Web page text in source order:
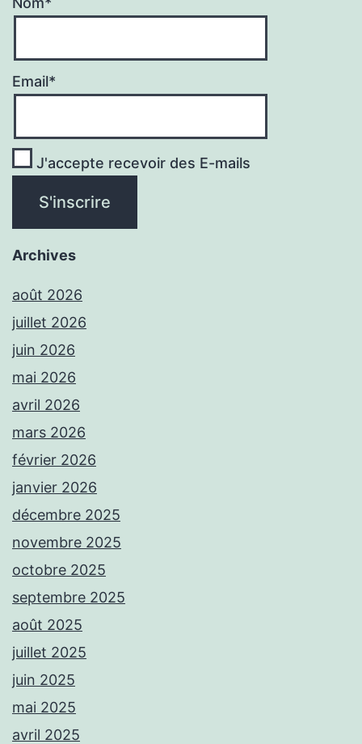
Email*
J'accepte recevoir des E-mails
Archives
août 2026
juillet 2026
juin 2026
mai 2026
avril 2026
mars 2026
février 2026
janvier 2026
décembre 2025
novembre 2025
octobre 2025
septembre 2025
août 2025
juillet 2025
juin 2025
mai 2025
avril 2025